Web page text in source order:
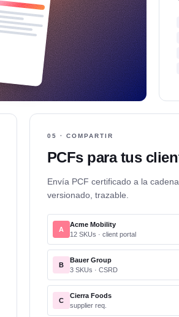
05 · COMPARTIR
PCFs para tus
Envía PCF certificado a la
versionado, trazable.
A
Acme Mobility
12 SKUs · client portal
B
Bauer Group
3 SKUs · CSRD
C
Cierra Foods
supplier req.